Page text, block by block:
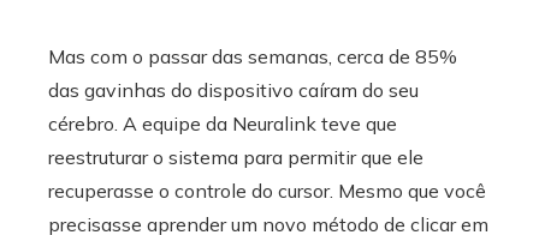
Mas com o passar das semanas, cerca de 85%
das gavinhas do dispositivo caíram do seu
cérebro. A equipe da Neuralink teve que
reestruturar o sistema para permitir que ele
recuperasse o controle do cursor. Mesmo que você
precisasse aprender um novo método de clicar em